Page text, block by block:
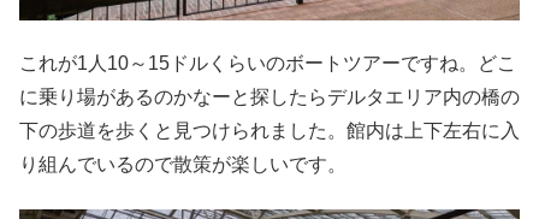
これが1人10～15ドルくらいのボートツアーですね。どこ
に乗り場があるのかなーと探したらデルタエリア内の橋の
下の歩道を歩くと見つけられました。館内は上下左右に入
り組んでいるので散策が楽しいです。